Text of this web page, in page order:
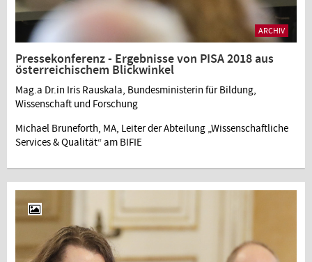
ARCHIV
Pressekonferenz - Ergebnisse von PISA 2018 aus
österreichischem Blickwinkel
Mag.a Dr.in Iris Rauskala, Bundesministerin für Bildung,
Wissenschaft und Forschung
Michael Bruneforth, MA, Leiter der Abteilung „Wissenschaftliche
Services & Qualität“ am BIFIE